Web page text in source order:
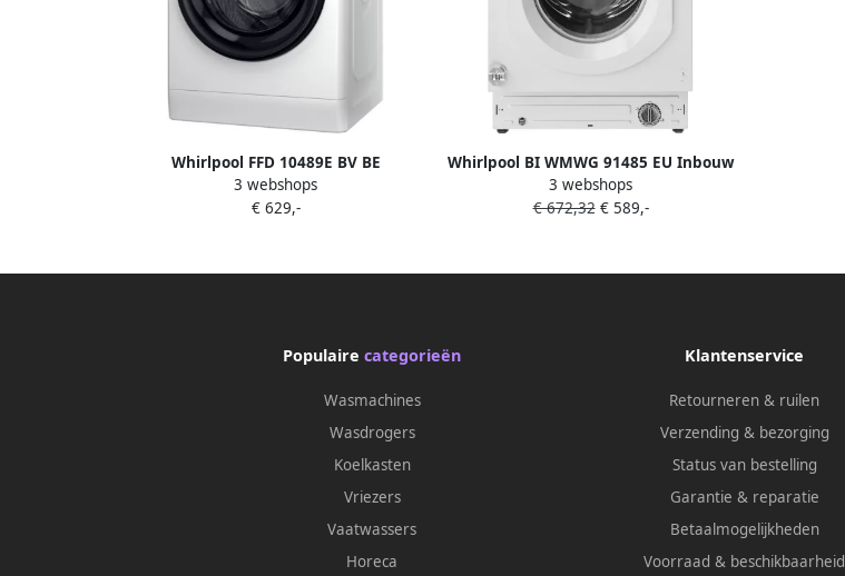
Whirlpool FFD 10489E BV BE
Wasmachine Voorbelading 10 kg 1400
RPM Wit
3 webshops
€ 629,-
Whirlpool BI WMWG 91485 EU Inbouw
wasmachine Voorbelading 9 kg 1400
RPM Wit B label 70 dB
3 webshops
€ 672,32€ 589,-
Populaire categorieën
Wasmachines
Wasdrogers
Koelkasten
Vriezers
Vaatwassers
Horeca
Klantenservice
Retourneren & ruilen
Verzending & bezorging
Status van bestelling
Garantie & reparatie
Betaalmogelijkheden
Voorraad & beschikbaarheid